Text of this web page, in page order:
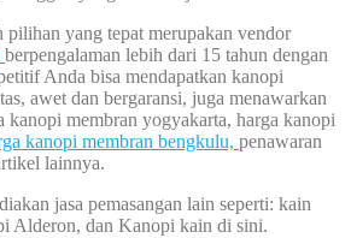
pilihan yang tepat merupakan vendor
berpengalaman lebih dari 15 tahun dengan
Anda bisa mendapatkan kanopi
awet dan bergaransi, juga menawarkan
kanopi membran yogyakarta, harga kanopi
kanopi membran bengkulu, penawaran
lainnya.
jasa pemasangan lain seperti: kain
Alderon, dan Kanopi kain di sini.